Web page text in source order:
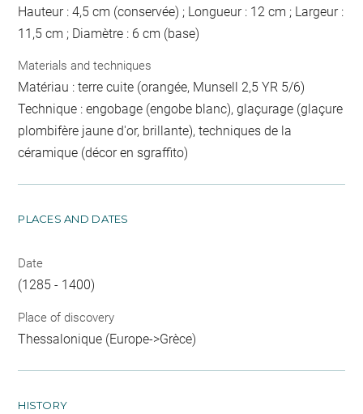
Hauteur : 4,5 cm (conservée) ; Longueur : 12 cm ; Largeur :
11,5 cm ; Diamètre : 6 cm (base)
Materials and techniques
Matériau : terre cuite (orangée, Munsell 2,5 YR 5/6)
Technique : engobage (engobe blanc), glaçurage (glaçure
plombifère jaune d'or, brillante), techniques de la
céramique (décor en sgraffito)
PLACES AND DATES
Date
(1285 - 1400)
Place of discovery
Thessalonique (Europe->Grèce)
HISTORY